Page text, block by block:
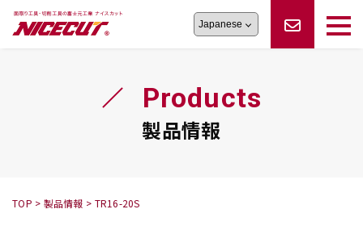
旋盤工具シリーズ
シリーズ
オーダー品依頼
フェイス・ショルダーシリーズかんたんオーダー
トラブルシューティング
ロックピンの逆ジメに注意
Products
製品情報
TOP > 製品情報 > TR16-20S